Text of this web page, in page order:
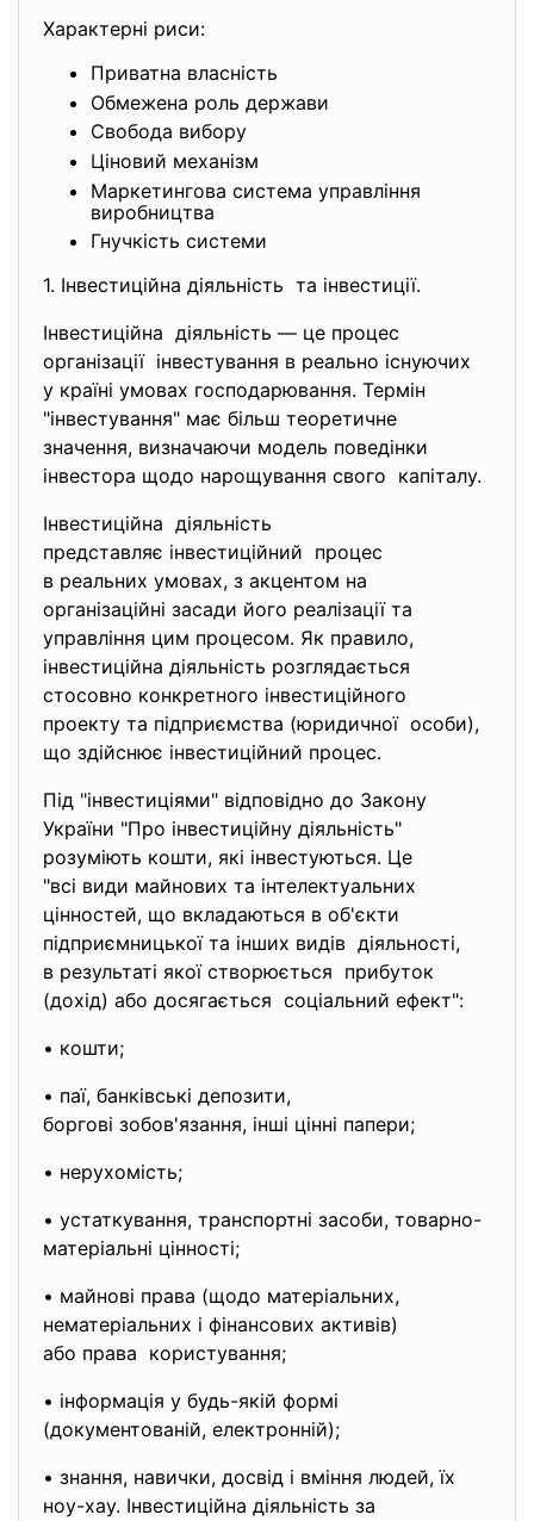
Характерні риси:
Приватна власність
Обмежена роль держави
Свобода вибору
Ціновий механізм
Маркетингова система управління
виробництва
Гнучкість системи
1. Інвестиційна діяльність та інвестиції.
Інвестиційна діяльність — це процес
організації інвестування в реально існуючих
у країні умовах господарювання. Термін
"інвестування" має більш теоретичне
значення, визначаючи модель поведінки
інвестора щодо нарощування свого капіталу.
Інвестиційна діяльність
представляє інвестиційний процес
в реальних умовах, з акцентом на
організаційні засади його реалізації та
управління цим процесом. Як правило,
інвестиційна діяльність розглядається
стосовно конкретного інвестиційного
проекту та підприємства (юридичної особи),
що здійснює інвестиційний процес.
Під "інвестиціями" відповідно до Закону
України "Про інвестиційну діяльність"
розуміють кошти, які інвестуються. Це
"всі види майнових та інтелектуальних
цінностей, що вкладаються в об'єкти
підприємницької та інших видів діяльності,
в результаті якої створюється прибуток
(дохід) або досягається соціальний ефект":
• кошти;
• паї, банківські депозити,
боргові зобов'язання, інші цінні папери;
• нерухомість;
• устаткування, транспортні засоби, товарно-
матеріальні цінності;
• майнові права (щодо матеріальних,
нематеріальних і фінансових активів)
або права користування;
• інформація у будь-якій формі
(документованій, електронній);
• знання, навички, досвід і вміння людей, їх
ноу-хау. Інвестиційна діяльність за